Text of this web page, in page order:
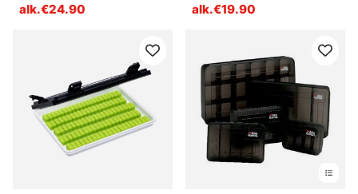
alk.€24.90
alk.€19.90